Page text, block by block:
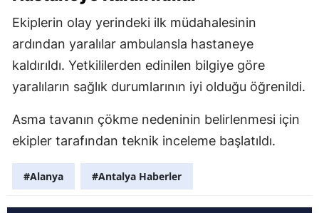
Ekiplerin olay yerindeki ilk müdahalesinin
ardından yaralılar ambulansla hastaneye
kaldırıldı. Yetkililerden edinilen bilgiye göre
yaralıların sağlık durumlarının iyi olduğu öğrenildi.
Asma tavanın çökme nedeninin belirlenmesi için
ekipler tarafından teknik inceleme başlatıldı.
#Alanya #Antalya Haberler